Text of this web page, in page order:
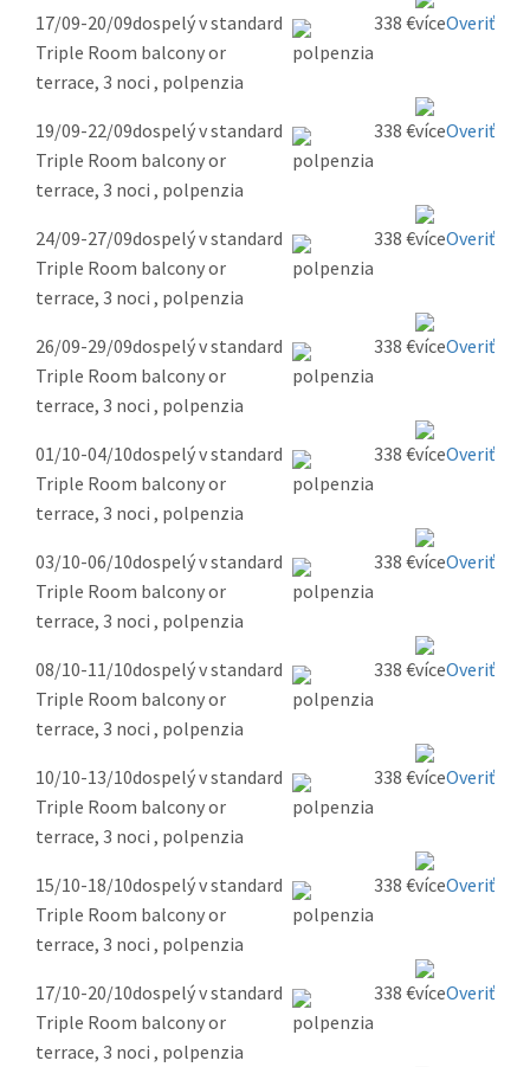
17/09-20/09dospelý v standard
Triple Room balcony or
terrace, 3 noci , polpenzia
338 € Overiť
19/09-22/09dospelý v standard
Triple Room balcony or
terrace, 3 noci , polpenzia
338 € Overiť
24/09-27/09dospelý v standard
Triple Room balcony or
terrace, 3 noci , polpenzia
338 € Overiť
26/09-29/09dospelý v standard
Triple Room balcony or
terrace, 3 noci , polpenzia
338 € Overiť
01/10-04/10dospelý v standard
Triple Room balcony or
terrace, 3 noci , polpenzia
338 € Overiť
03/10-06/10dospelý v standard
Triple Room balcony or
terrace, 3 noci , polpenzia
338 € Overiť
08/10-11/10dospelý v standard
Triple Room balcony or
terrace, 3 noci , polpenzia
338 € Overiť
10/10-13/10dospelý v standard
Triple Room balcony or
terrace, 3 noci , polpenzia
338 € Overiť
15/10-18/10dospelý v standard
Triple Room balcony or
terrace, 3 noci , polpenzia
338 € Overiť
17/10-20/10dospelý v standard
Triple Room balcony or
terrace, 3 noci , polpenzia
338 € Overiť